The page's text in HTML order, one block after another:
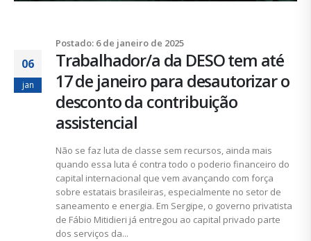
Postado: 6 de janeiro de 2025
06
jan
Trabalhador/a da DESO tem até
17 de janeiro para desautorizar o
desconto da contribuição
assistencial
Não se faz luta de classe sem recursos, ainda mais
quando essa luta é contra todo o poderio financeiro do
capital internacional que vem avançando com força
sobre estatais brasileiras, especialmente no setor de
saneamento e energia. Em Sergipe, o governo privatista
de Fábio Mitidieri já entregou ao capital privado parte
dos serviços da...